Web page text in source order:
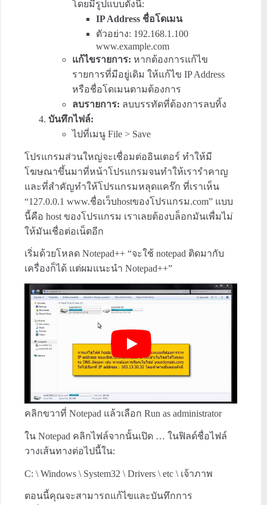
โดยมีรูปแบบดังนี้:
IP Address ชื่อโดเมน
ตัวอย่าง: 192.168.1.100
www.example.com
แก้ไขรายการ: หากต้องการแก้ไข
รายการที่มีอยู่เดิม ให้แก้ไข IP Address
หรือชื่อโดเมนตามต้องการ
ลบรายการ: ลบบรรทัดที่ต้องการลบทิ้ง
บันทึกไฟล์:
ไปที่เมนู File > Save
โปรแกรมส่วนใหญ่จะเชื่อมต่ออินเตอร์ ทำให้มี
โฆษณาขึ้นมาที่หน้าโปรแกรมจนทำให้เรารำคาญ
และที่สำคัญทำให้โปรแกรมหลุดแคร๊ก ที่เราเห็น
“127.0.0.1 www.ชื่อเว็บhostของโปรแกรม.com” แบบ
นี้คือ host ของโปรแกรม เราเลยต้องบล็อกมันเพื่มไม่
ให้มันเชื่อต่อเน็ตอีก
เริ่มด้วยโหลด Notepad++ “จะใช้ notepad ติดมากับ
เครื่องก็ได้ แต่ผมแนะนำ Notepad++”
คลิกขวาที่ Notepad แล้วเลือก Run as administrator
ใน Notepad คลิกไฟล์จากนั้นเปิด … ในฟิลด์ชื่อไฟล์
วางเส้นทางต่อไปนี้ใน:
C: \ Windows \ System32 \ Drivers \ etc \ เจ้าภาพ
ตอนนี้คุณจะสามารถแก้ไขและบันทึกการ